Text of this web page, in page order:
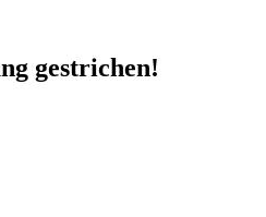
gestrichen!